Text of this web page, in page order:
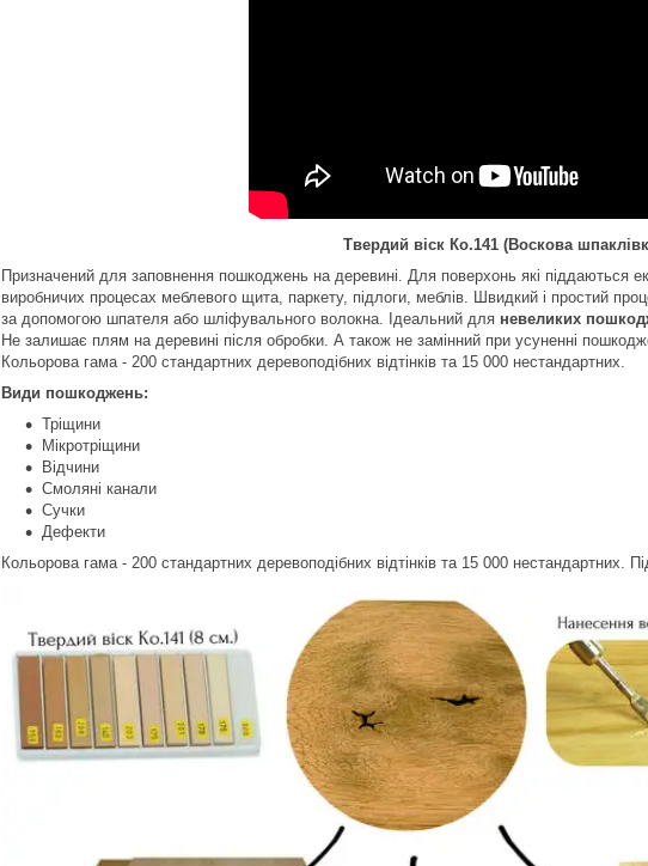
Твердий віск Ко.141 (Воскова
Призначений для заповнення пошкоджень на деревині. Для поверхонь які піддаються
виробничих процесах меблевого щита, паркету, підлоги, меблів. Швидкий і простий
за допомогою шпателя або шліфувального волокна. Ідеальний для невеликих
Не залишає плям на деревині після обробки. А також не замінний при усуненні
Кольорова гама - 200 стандартних деревоподібних відтінків та 15 000 нестандартних.
Види пошкоджень:
Тріщини
Мікротріщини
Відчини
Смоляні канали
Сучки
Дефекти
Кольорова гама - 200 стандартних деревоподібних відтінків та 15 000 нестандартних.